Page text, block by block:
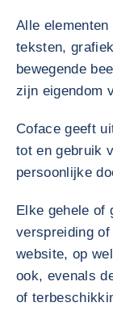
Alle
teksten,
bewegende
zijn eigendom
Coface geeft
tot en gebruik
persoonlijke
Elke gehele of
verspreiding
website, op
ook, evenals
of